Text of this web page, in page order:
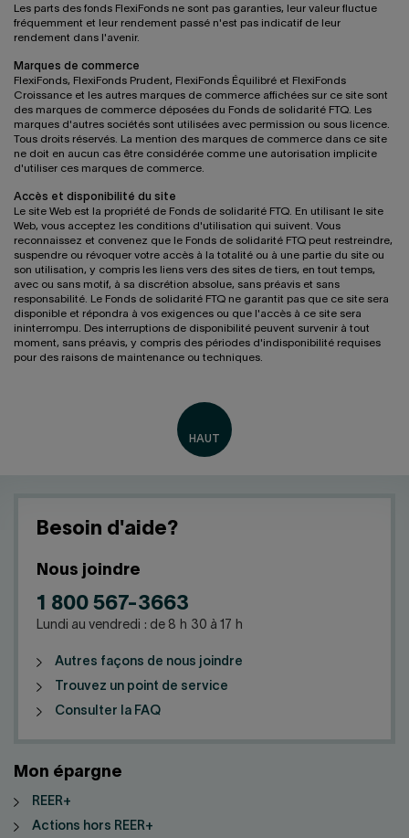
Les parts des fonds FlexiFonds ne sont pas garanties, leur valeur fluctue
fréquemment et leur rendement passé n'est pas indicatif de leur
rendement dans l'avenir.
Marques de commerce
FlexiFonds, FlexiFonds Prudent, FlexiFonds Équilibré et FlexiFonds
Croissance et les autres marques de commerce affichées sur ce site sont
des marques de commerce déposées du Fonds de solidarité FTQ. Les
marques d'autres sociétés sont utilisées avec permission ou sous licence.
Tous droits réservés. La mention des marques de commerce dans ce site
ne doit en aucun cas être considérée comme une autorisation implicite
d'utiliser ces marques de commerce.
Accès et disponibilité du site
Le site Web est la propriété de Fonds de solidarité FTQ. En utilisant le site
Web, vous acceptez les conditions d'utilisation qui suivent. Vous
reconnaissez et convenez que le Fonds de solidarité FTQ peut restreindre,
suspendre ou révoquer votre accès à la totalité ou à une partie du site ou
son utilisation, y compris les liens vers des sites de tiers, en tout temps,
avec ou sans motif, à sa discrétion absolue, sans préavis et sans
responsabilité. Le Fonds de solidarité FTQ ne garantit pas que ce site sera
disponible et répondra à vos exigences ou que l'accès à ce site sera
ininterrompu. Des interruptions de disponibilité peuvent survenir à tout
moment, sans préavis, y compris des périodes d'indisponibilité requises
pour des raisons de maintenance ou techniques.
Besoin d'aide?
Nous joindre
1 800 567-3663
Lundi au vendredi : de 8 h 30 à 17 h
Autres façons de nous joindre
Trouvez un point de service
Consulter la FAQ
Mon épargne
REER+
Actions hors REER+